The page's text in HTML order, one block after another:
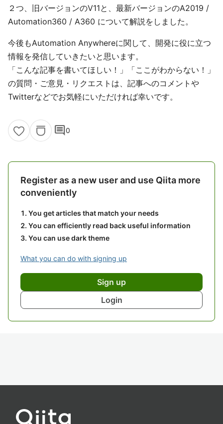
２つ、旧バージョンのV11と、最新バージョンのA2019 /
Automation360 / A360 について解説をしました。
今後もAutomation Anywhereに関して、開発に役に立つ
情報を発信していきたいと思います。
「こんな記事を書いてほしい！」「ここがわからない！」
の質問・ご意見・リクエストは、記事へのコメントや
Twitterなどでお気軽にいただければ幸いです。
comment0
Register as a new user and use Qiita more
conveniently
You get articles that match your needs
You can efficiently read back useful information
You can use dark theme
What you can do with signing up
Sign up
Login